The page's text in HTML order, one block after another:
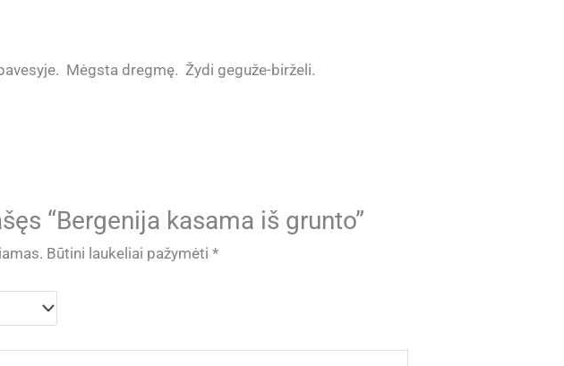
Mėgsta dregmę. Žydi geguže-birželi.
“Bergenija kasama iš grunto”
Būtini laukeliai pažymėti *